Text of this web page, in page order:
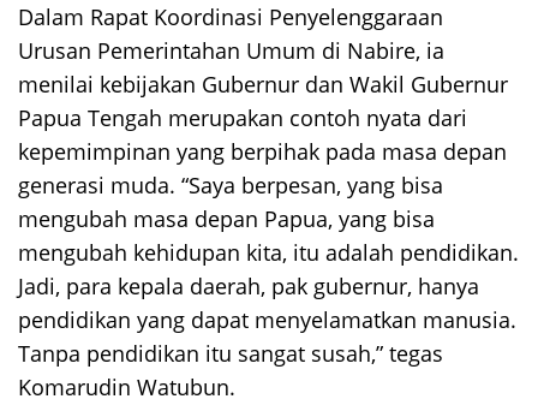
Dalam Rapat Koordinasi Penyelenggaraan
Urusan Pemerintahan Umum di Nabire, ia
menilai kebijakan Gubernur dan Wakil Gubernur
Papua Tengah merupakan contoh nyata dari
kepemimpinan yang berpihak pada masa depan
generasi muda. “Saya berpesan, yang bisa
mengubah masa depan Papua, yang bisa
mengubah kehidupan kita, itu adalah pendidikan.
Jadi, para kepala daerah, pak gubernur, hanya
pendidikan yang dapat menyelamatkan manusia.
Tanpa pendidikan itu sangat susah,” tegas
Komarudin Watubun.